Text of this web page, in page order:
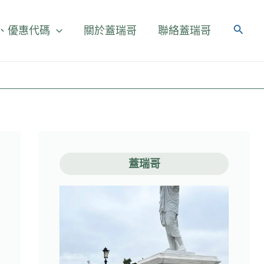
優惠代碼 關於蓋瑞哥 聯絡蓋瑞哥
蓋瑞哥